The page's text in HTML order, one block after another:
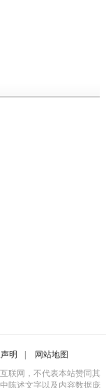
明
网站地图
联网，不代表本站赞同其
陈述文字以及内容数据庞